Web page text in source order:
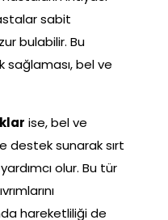
sabit
bulabilir. Bu
sağlaması, bel ve
ise, bel ve
destek sunarak sırt
olur. Bu tür
hareketliliği de